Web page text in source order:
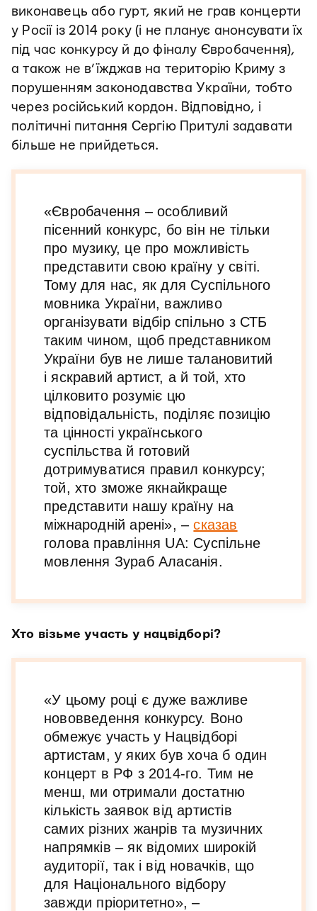
виконавець або гурт, який не грав концерти
у Росії із 2014 року (і не планує анонсувати їх
під час конкурсу й до фіналу Євробачення),
а також не в’їжджав на територію Криму з
порушенням законодавства України, тобто
через російський кордон. Відповідно, і
політичні питання Сергію Притулі задавати
більше не прийдеться.
«Євробачення – особливий
пісенний конкурс, бо він не тільки
про музику, це про можливість
представити свою країну у світі.
Тому для нас, як для Суспільного
мовника України, важливо
організувати відбір спільно з СТБ
таким чином, щоб представником
України був не лише талановитий
і яскравий артист, а й той, хто
цілковито розуміє цю
відповідальність, поділяє позицію
та цінності українського
суспільства й готовий
дотримуватися правил конкурсу;
той, хто зможе якнайкраще
представити нашу країну на
міжнародній арені», –сказав
голова правління UA: Суспільне
мовлення Зураб Аласанія.
Хто візьме участь у нацвідборі?
«У цьому році є дуже важливе
нововведення конкурсу. Воно
обмежує участь у Нацвідборі
артистам, у яких був хоча б один
концерт в РФ з 2014-го. Тим не
менш, ми отримали достатню
кількість заявок від артистів
самих різних жанрів та музичних
напрямків – як відомих широкій
аудиторії, так і від новачків, що
для Національного відбору
завжди пріоритетно», –